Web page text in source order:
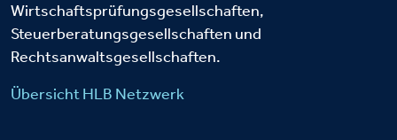
Wirtschaftsprüfungsgesellschaften,
Steuerberatungsgesellschaften und
Rechtsanwaltsgesellschaften.
Übersicht HLB Netzwerk